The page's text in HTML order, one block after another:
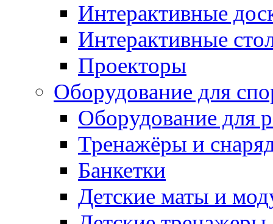
Интерактивные
Интерактивные
Проекторы
Оборудование для
Оборудование для
Тренажёры и
Банкетки
Детские маты и